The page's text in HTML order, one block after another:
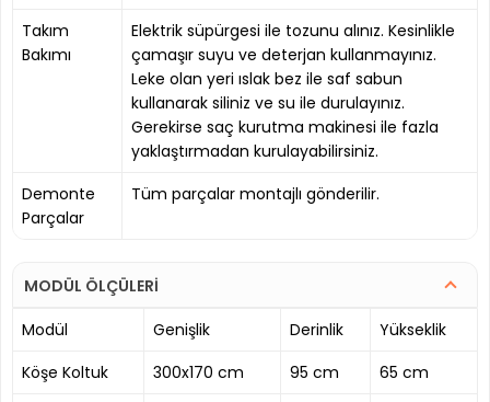
Takım
Bakımı
Elektrik süpürgesi ile tozunu alınız. Kesinlikle
çamaşır suyu ve deterjan kullanmayınız.
Leke olan yeri ıslak bez ile saf sabun
kullanarak siliniz ve su ile durulayınız.
Gerekirse saç kurutma makinesi ile fazla
yaklaştırmadan kurulayabilirsiniz.
Demonte
Parçalar
Tüm parçalar montajlı gönderilir.
MODÜL ÖLÇÜLERİ
Modül
Genişlik Derinlik
Yükseklik
Köşe Koltuk
300x170 cm 95 cm
65 cm